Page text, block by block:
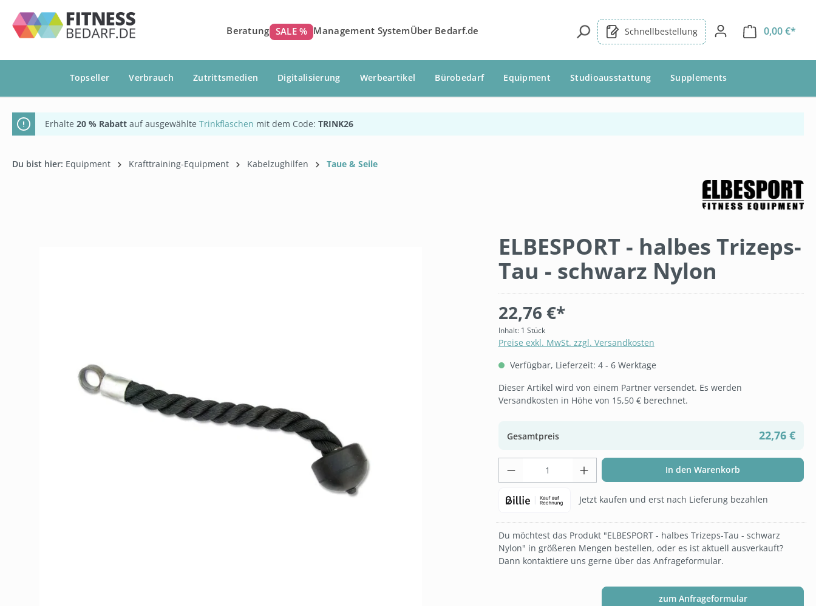
Zur Hauptnavigation springen
Beratung SALE % Management SystemÜber Bedarf.de Schnellbestellung 0,00 €*
Topseller Verbrauch Zutrittsmedien Digitalisierung Werbeartikel Bürobedarf Equipment Studioausstattung Supplements
Erhalte 20 % Rabatt auf ausgewählte Trinkflaschen mit dem Code: TRINK26
Du bist hier: Equipment Krafttraining-Equipment Kabelzughilfen Taue & Seile
ELBESPORT - halbes Trizeps-
Tau - schwarz Nylon
22,76 €*
Inhalt: 1 Stück
Preise exkl. MwSt. zzgl. Versandkosten
Verfügbar, Lieferzeit: 4 - 6 Werktage
Dieser Artikel wird von einem Partner versendet. Es werden
Versandkosten in Höhe von 15,50 € berechnet.
Gesamtpreis 22,76 €
Produkt Anzahl: Gib den gewünschten Wert
In den Warenkorb
Jetzt kaufen und erst nach Lieferung bezahlen
Du möchtest das Produkt "ELBESPORT - halbes Trizeps-Tau - schwarz
Nylon" in größeren Mengen bestellen, oder es ist aktuell ausverkauft?
Dann kontaktiere uns gerne über das Anfrageformular.
zum Anfrageformular